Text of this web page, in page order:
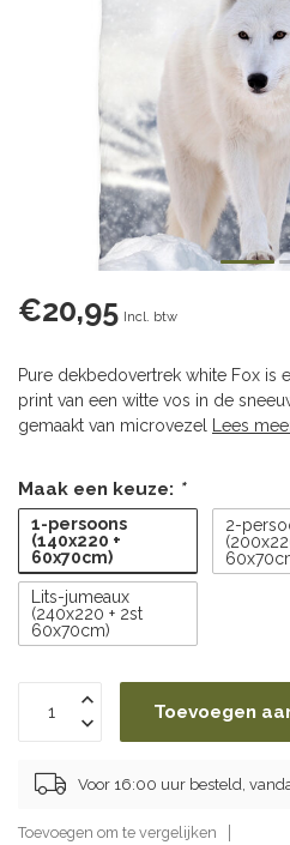
€20,95 Incl. btw
Pure dekbedovertrek white Fox is
print van een witte vos in de
gemaakt van microvezel
Lees
Maak een keuze: *
1-persoons
(140x220 +
60x70cm)
2-
Lits-jumeaux
(240x220 + 2st
60x70cm)
Toevoegen
Voor 16:00 uur besteld,
Toevoegen om te vergelijken